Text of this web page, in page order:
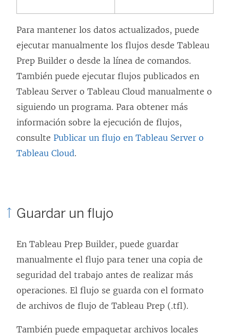
n
e
)
a
n
u
e
v
a
)
Para mantener los datos actualizados, puede
ejecutar manualmente los flujos desde Tableau
Prep Builder o desde la línea de comandos.
También puede ejecutar flujos publicados en
Tableau Server o Tableau Cloud manualmente o
siguiendo un programa. Para obtener más
información sobre la ejecución de flujos,
consulte Publicar un flujo en Tableau Server o
Tableau Cloud.
Guardar un flujo
En Tableau Prep Builder, puede guardar
manualmente el flujo para tener una copia de
seguridad del trabajo antes de realizar más
operaciones. El flujo se guarda con el formato
de archivos de flujo de Tableau Prep (.tfl).
También puede empaquetar archivos locales